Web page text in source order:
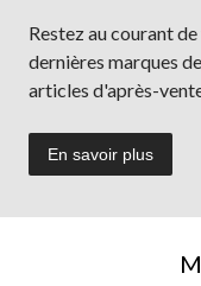
Restez au courant
dernières marques
articles d'après-
En savoir plus